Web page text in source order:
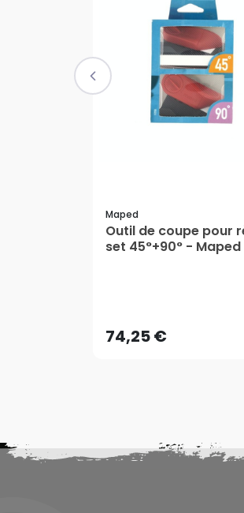
Maped
Outil de coupe pour
set 45°+90° - Maped
74,25 €AJOUTER AU